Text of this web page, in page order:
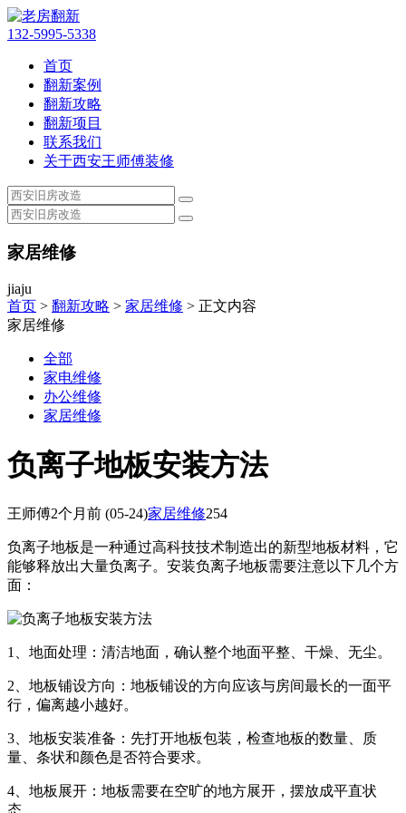
132-5995-5338
首页
翻新案例
翻新攻略
翻新项目
联系我们
关于西安王师傅装修
家居维修
jiaju
首页 > 翻新攻略 > 家居维修 > 正文内容
家居维修
全部
家电维修
办公维修
家居维修
负离子地板安装方法
王师傅2个月前 (05-24)家居维修254
负离子地板是一种通过高科技技术制造出的新型地板材料，它
能够释放出大量负离子。安装负离子地板需要注意以下几个方
面：
1、地面处理：清洁地面，确认整个地面平整、干燥、无尘。
2、地板铺设方向：地板铺设的方向应该与房间最长的一面平
行，偏离越小越好。
3、地板安装准备：先打开地板包装，检查地板的数量、质
量、条状和颜色是否符合要求。
4、地板展开：地板需要在空旷的地方展开，摆放成平直状